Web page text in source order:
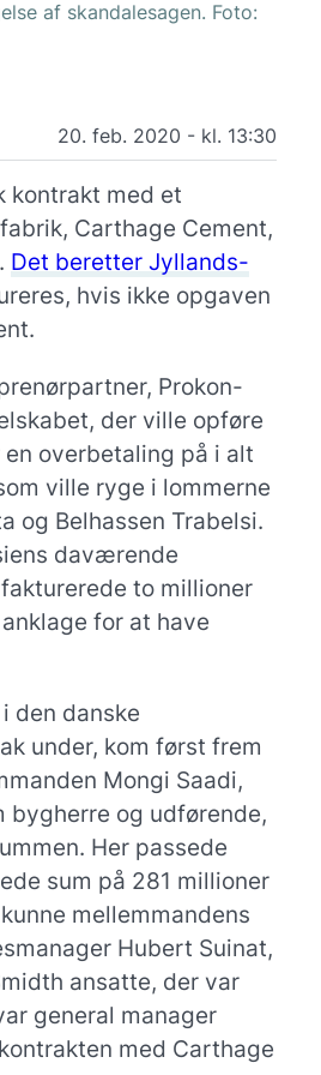
af skandalesagen. Foto:
20. feb. 2020 - kl. 13:30
kontrakt med et
Carthage Cement,
Det beretter Jyllands-
hvis ikke opgaven
Prokon-
der ville opføre
overbetaling på i alt
ville ryge i lommerne
og Belhassen Trabelsi.
daværende
to millioner
for at have
den danske
under, kom først frem
Mongi Saadi,
bygherre og udførende,
Her passede
sum på 281 millioner
mellemmandens
Hubert Suinat,
ansatte, der var
general manager
med Carthage